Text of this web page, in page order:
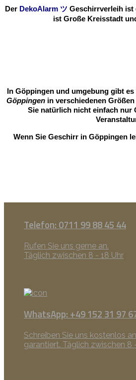
Der DekoAlarm ツ Geschirrverleih ist
ist Große Kreisstadt
In Göppingen und umgebung gibt
Göppingen in verschiedenen
Sie natürlich nicht einfach nur
Wenn Sie Geschirr in Göppingen
Telefon: 0711 99 88 45 44
Rufen Sie uns gerne an.
Täglich zwischen 8 - 18 Uhr
WhatsApp: +49 152 31 97
Schreiben Sie uns kostenlos
garantiert. Täglich zwischen 8